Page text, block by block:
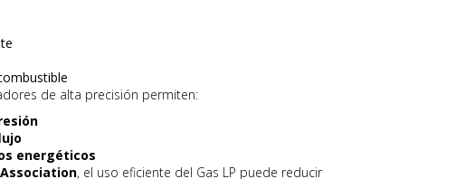
de alta precisión permiten:
energéticos
, el uso eficiente del Gas LP puede reducir